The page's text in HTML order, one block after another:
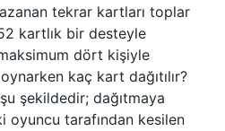
tekrar kartları toplar
kartlık bir desteyle
dört kişiyle
kaç kart dağıtılır?
şekildedir; dağıtmaya
oyuncu tarafından kesilen